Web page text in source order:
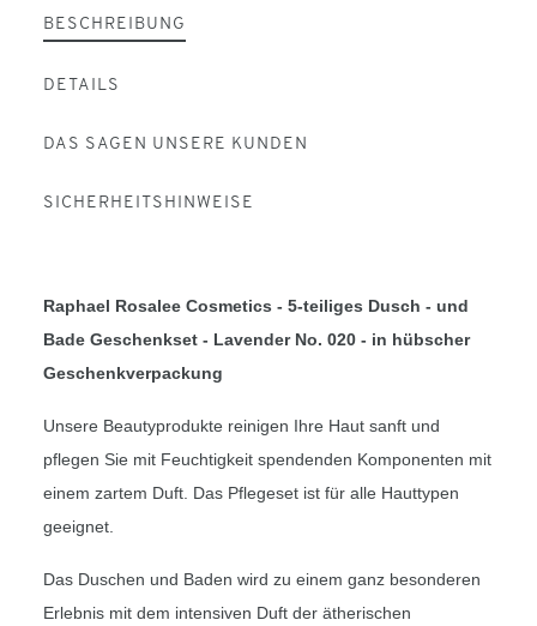
BESCHREIBUNG
DETAILS
DAS SAGEN UNSERE KUNDEN
SICHERHEITSHINWEISE
Raphael Rosalee Cosmetics - 5-teiliges Dusch - und
Bade Geschenkset - Lavender No. 020 - in hübscher
Geschenkverpackung
Unsere Beautyprodukte reinigen Ihre Haut sanft und
pflegen Sie mit Feuchtigkeit spendenden Komponenten mit
einem zartem Duft. Das Pflegeset ist für alle Hauttypen
geeignet.
Das Duschen und Baden wird zu einem ganz besonderen
Erlebnis mit dem intensiven Duft der ätherischen